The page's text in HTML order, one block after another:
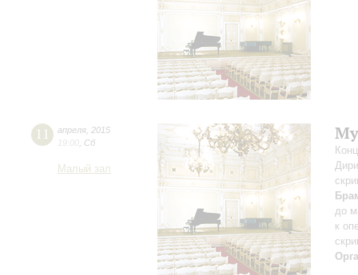
11 апреля 2015
19:00 Сб
Малый зал
до
к